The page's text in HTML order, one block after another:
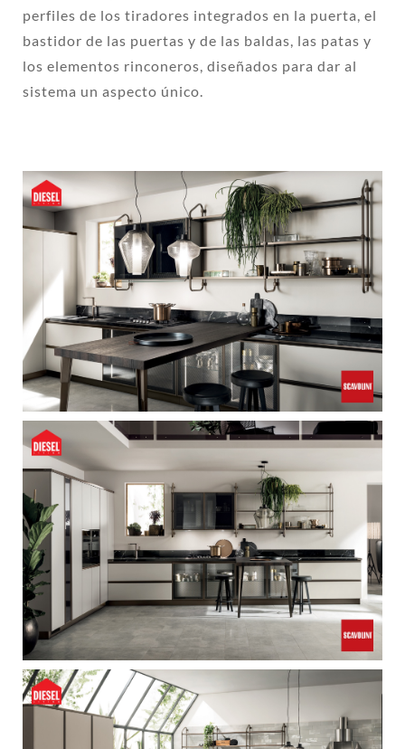
perfiles de los tiradores integrados en la puerta, el
bastidor de las puertas y de las baldas, las patas y
los elementos rinconeros, diseñados para dar al
sistema un aspecto único.